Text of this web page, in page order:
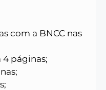
com a BNCC nas
4 páginas;